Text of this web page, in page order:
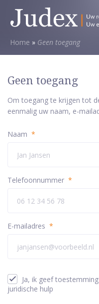
Home » Geen toegang
Geen toegang
Om toegang te krijgen tot
eenmalig uw naam, e-
Naam *
Telefoonnummer *
E-mailadres *
Ja, ik geef
juridische hulp